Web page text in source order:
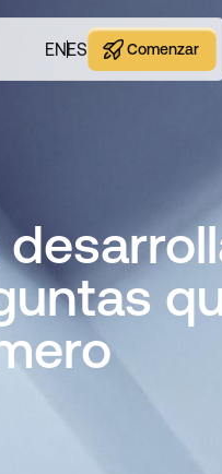
ENES
Comenzar
Comenzar